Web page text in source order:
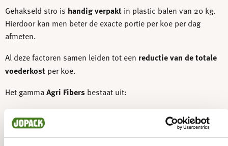
Gehakseld stro is handig verpakt in plastic balen van 20 kg.
Hierdoor kan men beter de exacte portie per koe per dag
afmeten.
Al deze factoren samen leiden tot een reductie van de totale
voederkost per koe.
Het gammaAgri Fibers bestaat uit:
gehakseld tarwestro 3-7cm
gehakseld koolzaadstro 3-7cm